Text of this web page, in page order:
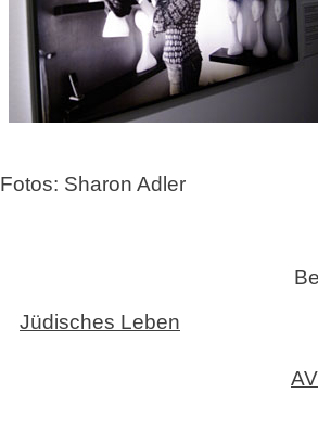
Fotos: Sharon Adler
Jüdisches Leben